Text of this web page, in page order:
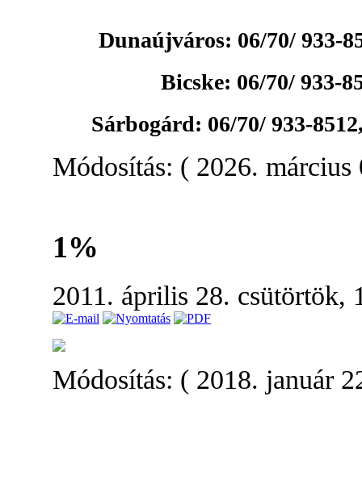
Dunaújváros: 06/70/ 933-
Bicske: 06/70/ 933-
Sárbogárd: 06/70/ 933-
Módosítás: ( 2026. március
1%
2011. április 28. csütörtök,
Módosítás: ( 2018. január